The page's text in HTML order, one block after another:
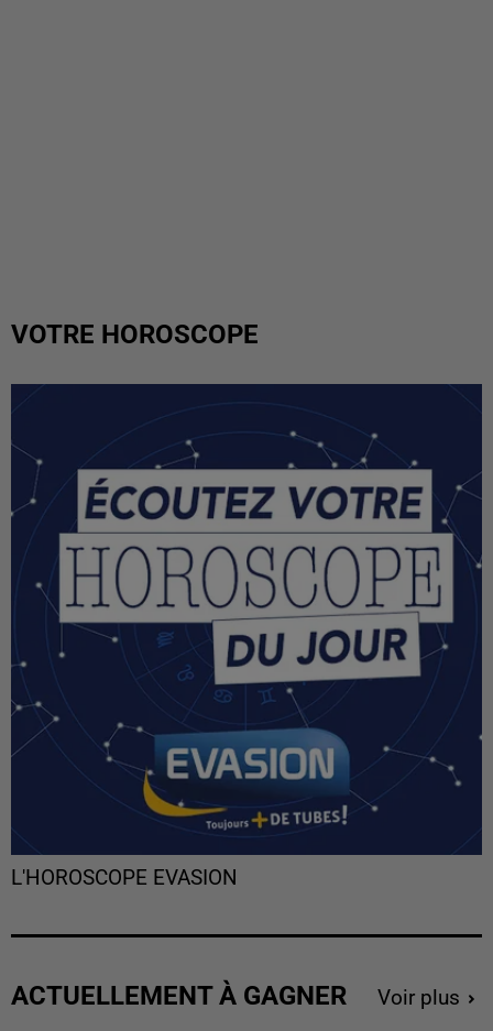
VOTRE HOROSCOPE
L'HOROSCOPE EVASION
ACTUELLEMENT À GAGNER Voir plus